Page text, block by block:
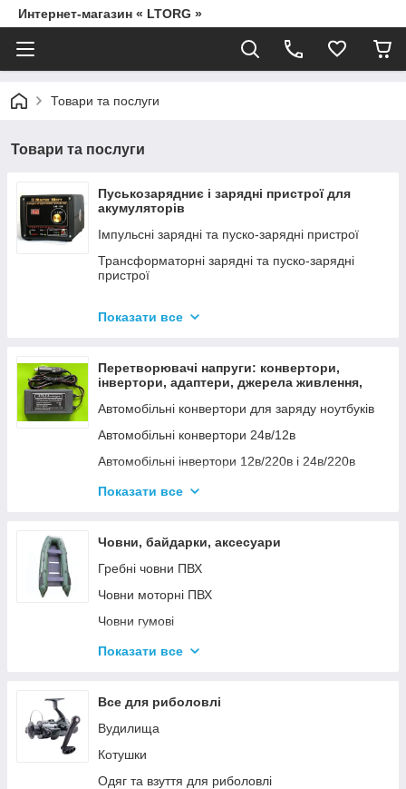
Интернет-магазин « LTORG »
Товари та послуги
Товари та послуги
Пуськозарядниє і зарядні пристрої для
акумуляторів
Імпульсні зарядні та пуско-зарядні пристрої
Трансформаторні зарядні та пуско-зарядні
пристрої
Показати все
Перетворювачі напруги: конвертори,
інвертори, адаптери, джерела живлення,
Автомобільні конвертори для заряду ноутбуків
Автомобільні конвертори 24в/12в
Автомобільні інвертори 12в/220в і 24в/220в
Вольтметры
Показати все
Човни, байдарки, аксесуари
Гребні човни ПВХ
Човни моторні ПВХ
Човни гумові
Надувні байдарки
Тюбінг
Страхувальні жилети
Човники ΩMega
Лодки Grif boat
Показати все
Все для риболовлі
Вудилища
Котушки
Одяг та взуття для риболовлі